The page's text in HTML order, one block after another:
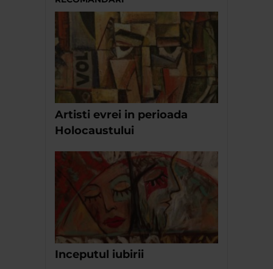
Artisti evrei in perioada
Holocaustului
Inceputul iubirii